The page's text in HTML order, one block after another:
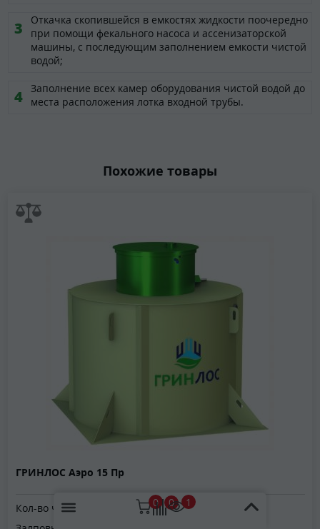
0 0 1
Откачка скопившейся в емкостях жидкости поочередно
при помощи фекального насоса и ассенизаторской
машины, с последующим заполнением емкости чистой
водой;
Заполнение всех камер оборудования чистой водой до
места расположения лотка входной трубы.
Похожие товары
ГРИНЛОС Аэро 15 Пр
Кол-во человек: